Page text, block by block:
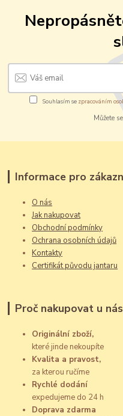
Souhlasím se zpracováním
Můžete
Informace pro
O nás
Jak nakupovat
Obchodní podmínky
Ochrana osobních údajů
Kontakty
Certifikát původu jantaru
Proč nakupovat u nás
Originální zboží,
které jinde nekoupíte
Kvalita a pravost,
za kterou ručíme
Rychlé dodání
expedujeme do 24 h
Doprava zdarma